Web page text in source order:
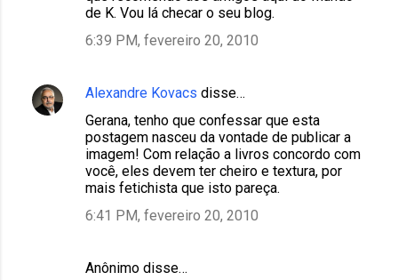
de K. Vou lá checar o seu blog.
6:39 PM, fevereiro 20, 2010
Alexandre Kovacs disse…
Gerana, tenho que confessar que esta
postagem nasceu da vontade de publicar a
imagem! Com relação a livros concordo com
você, eles devem ter cheiro e textura, por
mais fetichista que isto pareça.
6:41 PM, fevereiro 20, 2010
Anônimo disse…